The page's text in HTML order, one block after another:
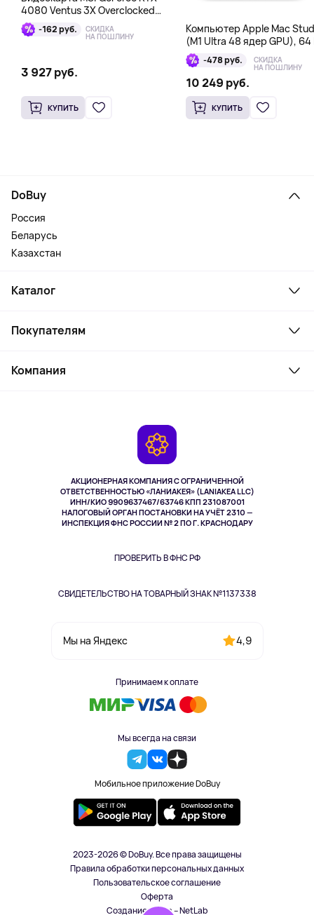
4080 Ventus 3X Overclocked
16GB DDR6X
-162 руб. СКИДКА
НА ПОШЛИНУ
3 927 руб.
КУПИТЬ
Компьютер Apple Mac
(M1 Ultra 48 ядер GPU), 64
1 Тб -478 руб. СКИДКА
НА ПОШЛИНУ
10 249 руб.
КУПИТЬ
АКЦИОНЕРНАЯ КОМПАНИЯ С ОГРАНИЧЕННОЙ
ОТВЕТСТВЕННОСТЬЮ «ЛАНИАКЕЯ» (LANIAKEA LLC)
ИНН/КИО 9909637467/63746 КПП 231087001
НАЛОГОВЫЙ ОРГАН ПОСТАНОВКИ НА УЧЁТ 2310 —
ИНСПЕКЦИЯ ФНС РОССИИ № 2 ПО Г. КРАСНОДАРУ
ПРОВЕРИТЬ В ФНС РФ
СВИДЕТЕЛЬСТВО НА ТОВАРНЫЙ ЗНАК №1137338
Мы на Яндекс 4,9
Принимаем к оплате
Мы всегда на связи
Мобильное приложение DoBuy
DoBuy
Россия
Беларусь
Казахстан
Каталог
Ноутбуки, мониторы, VR
Косметика и уход
Здоровье питомцев
Одежда и аксессуары
Покупателям
Как заказать
Компания
2023-2026 © DoBuy. Все права защищены
Правила обработки персональных данных
Пользовательское соглашение
Оферта
Создание сайта – NetLab